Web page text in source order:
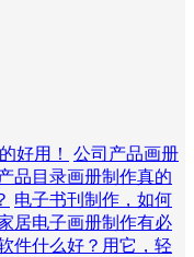
好用！
公司产品画册
品目录画册制作真的
电子书刊制作，如何
居电子画册制作有必
件什么好？用它，轻